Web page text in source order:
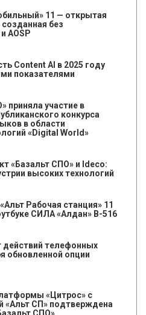
11 — открытая
без
AOSP
Content AI в 2025 году
показателями
приняла участие в
конкурса
в области
«Digital World»
«Базальт СПО» и Ideco:
высоких технологий
Рабочая станция» 11
СИЛА «Алдан» B-516
действий телефонных
обновленной опции
«Цитрос» с
«Альт СП» подтверждена